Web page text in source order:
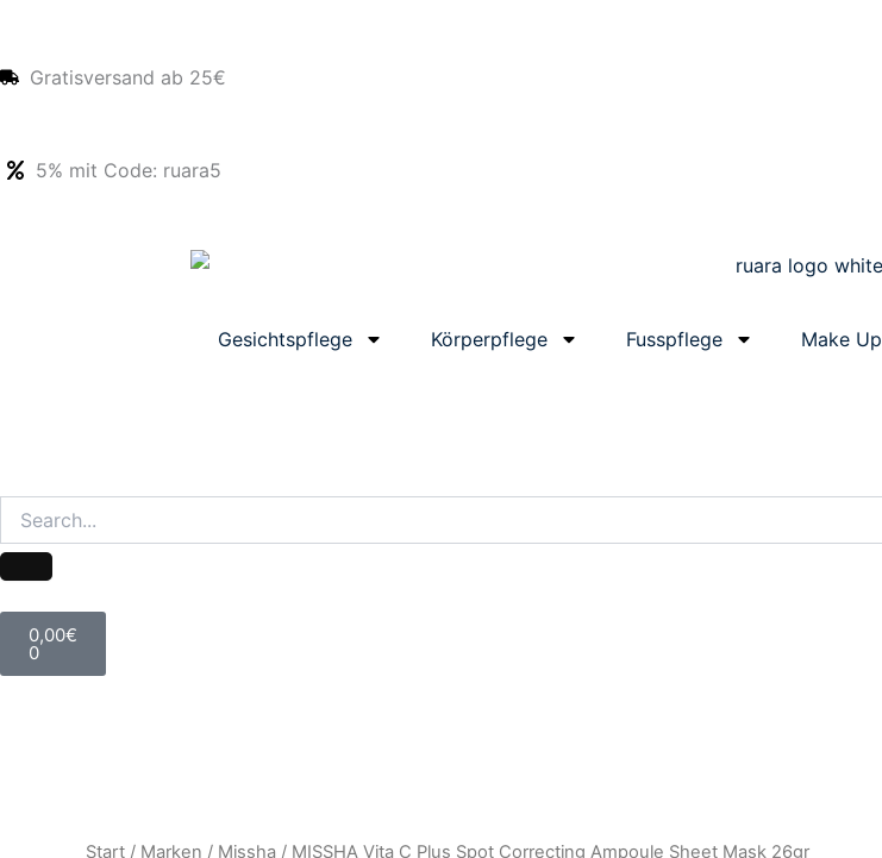
springen
Gratisversand ab 25€
5% mit Code: ruara5
Gesichtspflege Körperpflege Fusspflege Make Up
0,00€
0
Warenkorb
Start / Marken / Missha / MISSHA Vita C Plus Spot Correcting Ampoule Sheet Mask 26gr